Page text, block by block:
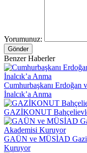
Yorumunuz:
Gönder
Benzer Haberler
Cumhurbaşkanı Erdoğan
İnalcık’a Anma
GAZİKONUT
GAÜN ve MÜSİAD
Kuruyor